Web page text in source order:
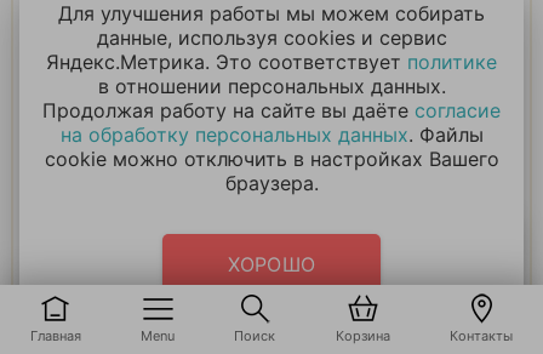
Главная Menu Поиск Корзина Контакты
Свеча в виде
животных цифра 0
210₽
В корзину
Свеча в виде
животных цифра 2
210₽
В корзину
Купить в 1 клик
Для улучшения работы мы можем собирать
данные, используя cookies и сервис
Яндекс.Метрика. Это соответствует политике
в отношении персональных данных.
Продолжая работу на сайте вы даёте согласие
на обработку персональных данных. Файлы
cookie можно отключить в настройках Вашего
браузера.
ХОРОШО